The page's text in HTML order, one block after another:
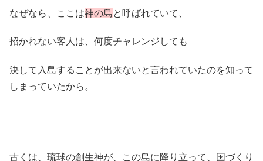
なぜなら、ここは神の島と呼ばれていて、
招かれない客人は、何度チャレンジしても
決して入島することが出来ないと言われていたのを知って
しまっていたから。
古くは、琉球の創生神が、この島に降り立って、国づくり